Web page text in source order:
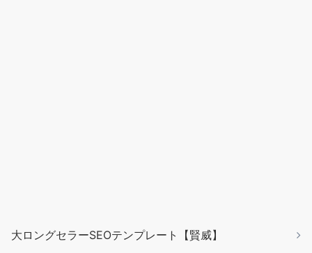
大ロングセラーSEOテンプレート【賢威】